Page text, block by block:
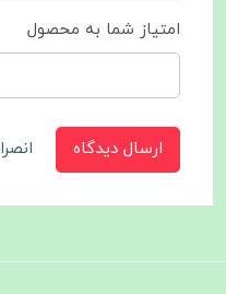
امتیاز شما به محصول
ارسال دیدگاه